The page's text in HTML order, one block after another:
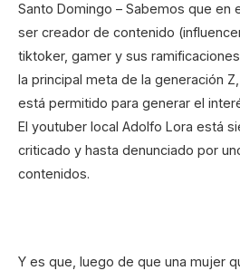
Santo Domingo – Sabemos que
ser creador de contenido
tiktoker, gamer y sus
la principal meta de la generación
está permitido para generar el
El youtuber local Adolfo Lora está
criticado y hasta denunciado por
contenidos.
Y es que, luego de que una mujer